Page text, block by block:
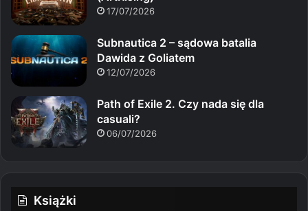
17/07/2026
Subnautica 2 – sądowa batalia
Dawida z Goliatem
12/07/2026
Path of Exile 2. Czy nada się dla
casuali?
06/07/2026
Książki